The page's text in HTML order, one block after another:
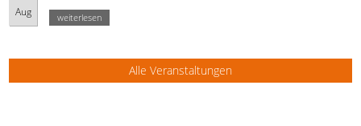
Aug
weiterlesen
Alle Veranstaltungen